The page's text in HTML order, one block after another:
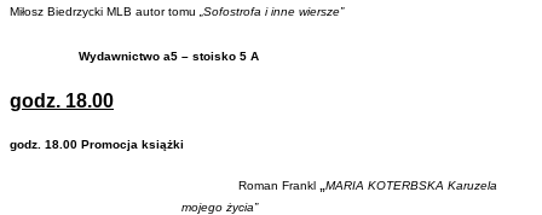
Miłosz Biedrzycki MLB autor tomu „Sofostrofa i inne wiersze”
Wydawnictwo a5 – stoisko 5 A
godz. 18.00
godz. 18.00 Promocja książki
Roman Frankl
MARIA KOTERBSKA Karuzela
mojego życia”